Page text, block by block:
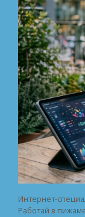
Интернет-
Работай в